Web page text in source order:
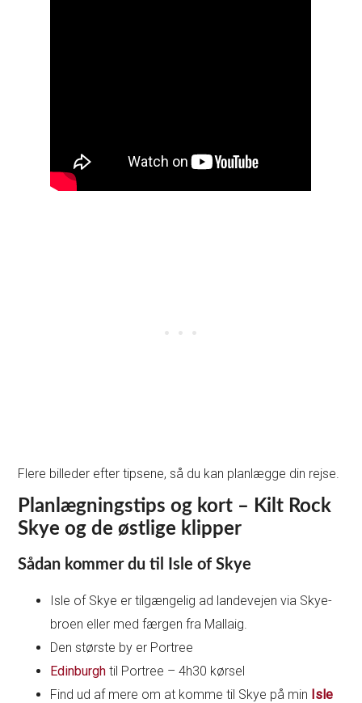
Flere billeder efter tipsene, så du kan planlægge din rejse.
Planlægningstips og kort – Kilt Rock
Skye og de østlige klipper
Sådan kommer du til Isle of Skye
Isle of Skye er tilgængelig ad landevejen via Skye-
broen eller med færgen fra Mallaig.
Den største by er Portree
Edinburgh til Portree – 4h30 kørsel
Find ud af mere om at komme til Skye på min Isle